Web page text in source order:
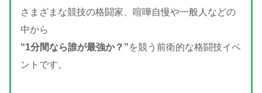
さまざまな競技の格闘家、喧嘩自慢や一般人などの
中から
“1分間なら誰が最強か？”を競う前衛的な格闘技イベ
ントです。